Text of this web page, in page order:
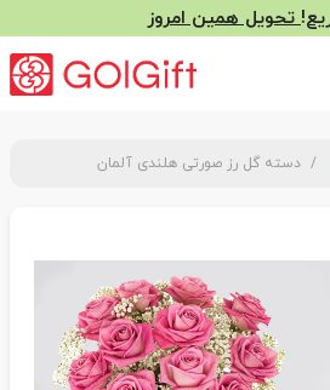
تحویل همین امروز
دسته گل رز صورتی هلندی آلمان